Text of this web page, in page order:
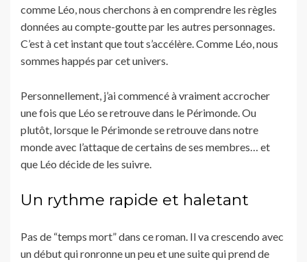
comme Léo, nous cherchons à en comprendre les règles
données au compte-goutte par les autres personnages.
C’est à cet instant que tout s’accélère. Comme Léo, nous
sommes happés par cet univers.
Personnellement, j’ai commencé à vraiment accrocher
une fois que Léo se retrouve dans le Périmonde. Ou
plutôt, lorsque le Périmonde se retrouve dans notre
monde avec l’attaque de certains de ses membres… et
que Léo décide de les suivre.
Un rythme rapide et haletant
Pas de “temps mort” dans ce roman. Il va crescendo avec
un début qui ronronne un peu et une suite qui prend de